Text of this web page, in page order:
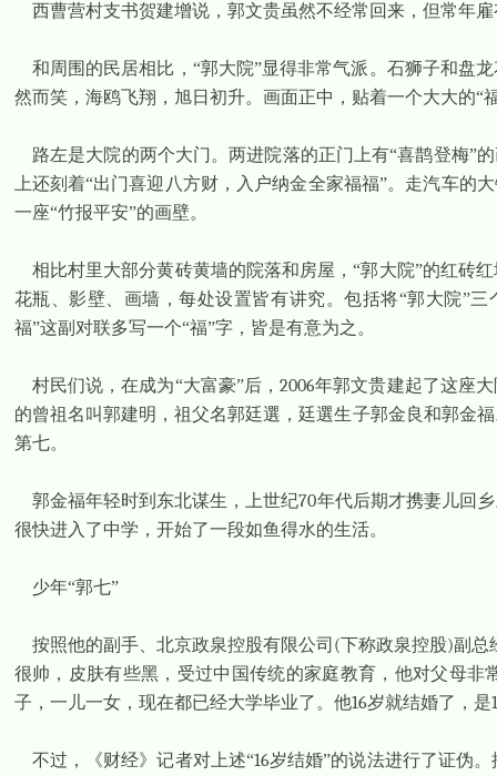
西曹营村支书贺建增说，郭文贵虽然不经常回来，但常年雇
和周围的民居相比，“郭大院”显得非常气派。石狮子和盘
然而笑，海鸥飞翔，旭日初升。画面正中，贴着一个大大的“
路左是大院的两个大门。两进院落的正门上有“喜鹊登梅”
上还刻着“出门喜迎八方财，入户纳金全家福福”。走汽车的
一座“竹报平安”的画壁。
相比村里大部分黄砖黄墙的院落和房屋，“郭大院”的红砖
花瓶、影壁、画墙，每处设置皆有讲究。包括将“郭大院”
福”这副对联多写一个“福”字，皆是有意为之。
村民们说，在成为“大富豪”后，2006年郭文贵建起了这座
的曾祖名叫郭建明，祖父名郭廷選，廷選生子郭金良和郭金
第七。
郭金福年轻时到东北谋生，上世纪70年代后期才携妻儿回
很快进入了中学，开始了一段如鱼得水的生活。
少年“郭七”
按照他的副手、北京政泉控股有限公司 (下称政泉控股)副总
很帅，皮肤有些黑，受过中国传统的家庭教育，他对父母
子，一儿一女，现在都已经大学毕业了。他16岁就结婚了，是
不过，《财经》记者对上述“16岁结婚”的说法进行了证伪